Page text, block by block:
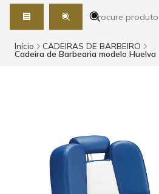
Início CADEIRAS DE BARBEIRO
Cadeira de Barbearia modelo Huelva